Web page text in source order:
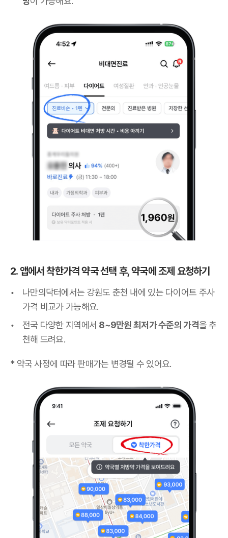
2. 앱에서 착한가격 약국 선택 후, 약국에 조제 요청하기
나만의닥터에서는 강원도 춘천 내에 있는 다이어트 주사
가격 비교가 가능해요.
전국 다양한 지역에서 8~9만원 최저가 수준의 가격을 추
천해 드려요.
* 약국 사정에 따라 판매가는 변경될 수 있어요.